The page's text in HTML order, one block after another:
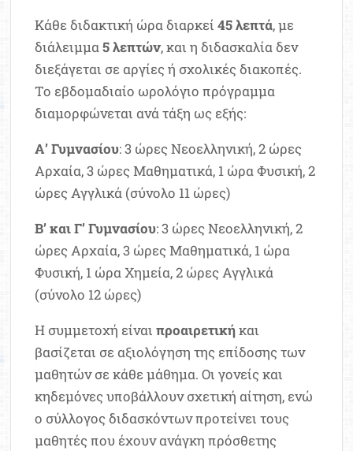
Κάθε διδακτική ώρα διαρκεί45 λεπτά, με
διάλειμμα5 λεπτών, και η διδασκαλία δεν
διεξάγεται σε αργίες ή σχολικές διακοπές.
Το εβδομαδιαίο ωρολόγιο πρόγραμμα
διαμορφώνεται ανά τάξη ως εξής:
Α’ Γυμνασίου: 3 ώρες Νεοελληνική, 2 ώρες
Αρχαία, 3 ώρες Μαθηματικά, 1 ώρα Φυσική, 2
ώρες Αγγλικά (σύνολο 11 ώρες)
Β’ και Γ’ Γυμνασίου: 3 ώρες Νεοελληνική, 2
ώρες Αρχαία, 3 ώρες Μαθηματικά, 1 ώρα
Φυσική, 1 ώρα Χημεία, 2 ώρες Αγγλικά
(σύνολο 12 ώρες)
Η συμμετοχή είναιπροαιρετικήκαι
βασίζεται σε αξιολόγηση της επίδοσης των
μαθητών σε κάθε μάθημα. Οι γονείς και
κηδεμόνες υποβάλλουν σχετική αίτηση, ενώ
ο σύλλογος διδασκόντων προτείνει τους
μαθητές που έχουν ανάγκη πρόσθετης